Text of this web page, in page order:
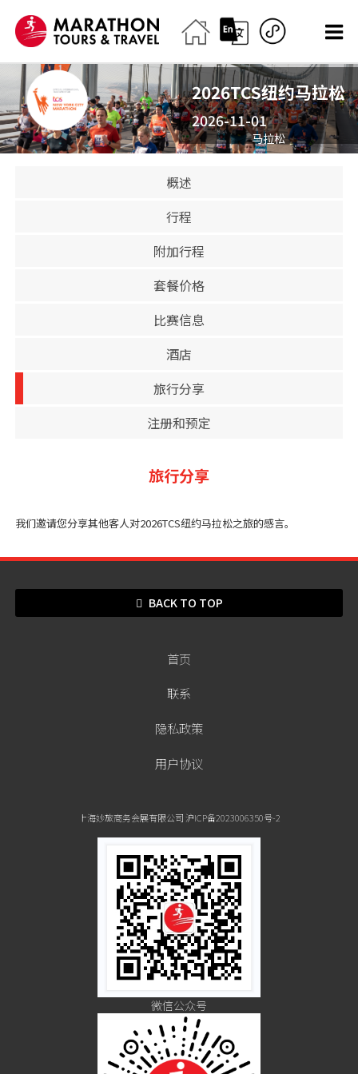
2026TCS纽约马拉松
2026-11-01
马拉松
概述
行程
附加行程
套餐价格
比赛信息
酒店
旅行分享
注册和预定
旅行分享
我们邀请您分享其他客人对2026TCS纽约马拉松之旅的感言。
BACK TO TOP
首页
联系
隐私政策
用户协议
上海妙旅商务会展有限公司 沪ICP备2023006350号-2
微信公众号